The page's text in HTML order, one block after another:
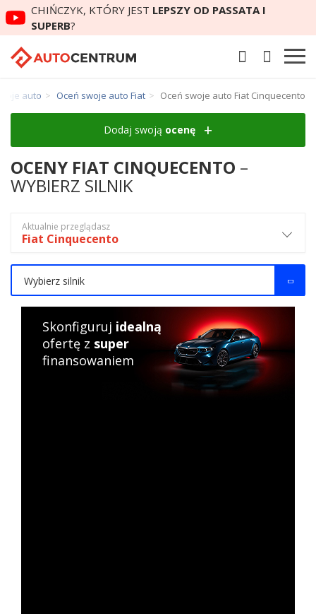
CHIŃCZYK, KTÓRY JEST LEPSZY OD PASSATA I
SUPERB?
auto Oceń swoje auto Fiat Oceń swoje auto Fiat Cinquecento
Dodaj swoją ocenę
OCENY FIAT CINQUECENTO –
WYBIERZ SILNIK
Aktualnie przeglądasz
Fiat Cinquecento
Wybierz silnik
Skonfiguruj idealną
ofertę z super
finansowaniem